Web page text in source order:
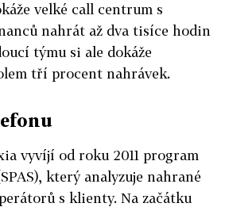
velké call centrum s
nahrát až dva tisíce hodin
týmu si ale dokáže
tří procent nahrávek.
vyvíjí od roku 2011 program
který analyzuje nahrané
s klienty. Na začátku